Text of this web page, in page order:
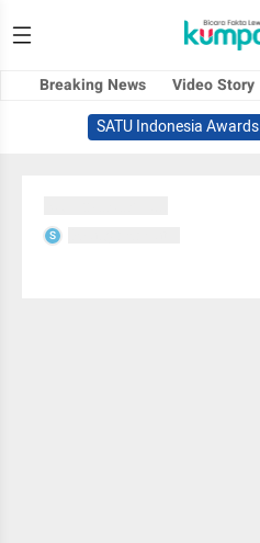
Breaking News Video Story
SATU Indonesia Awards
S